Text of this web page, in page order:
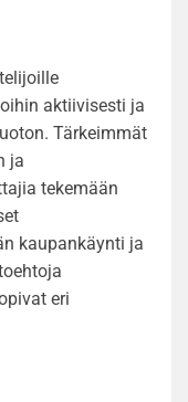
aktiivisesti ja
Tärkeimmät
ja
tekemään
kaupankäynti ja
eri